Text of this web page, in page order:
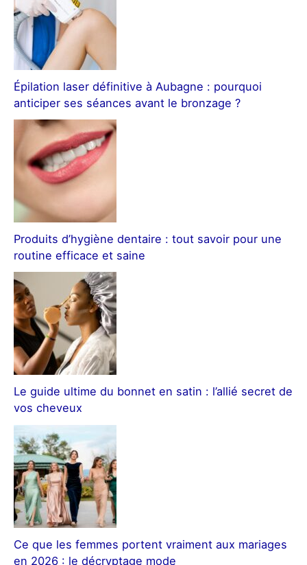
Épilation laser définitive à Aubagne : pourquoi
anticiper ses séances avant le bronzage ?
Produits d’hygiène dentaire : tout savoir pour une
routine efficace et saine
Le guide ultime du bonnet en satin : l’allié secret de
vos cheveux
Ce que les femmes portent vraiment aux mariages
en 2026 : le décryptage mode